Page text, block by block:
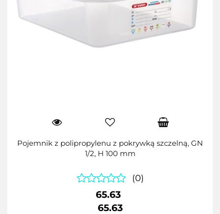
Pojemnik z polipropylenu z pokrywką szczelną, GN
1/2, H 100 mm
(0)
65.63
65.63